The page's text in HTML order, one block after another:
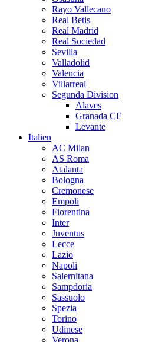
Rayo Vallecano
Real Betis
Real Madrid
Real Sociedad
Sevilla
Valladolid
Valencia
Villarreal
Segunda Division
Alaves
Granada CF
Levante
Italien
AC Milan
AS Roma
Atalanta
Bologna
Cremonese
Empoli
Fiorentina
Inter
Juventus
Lecce
Lazio
Napoli
Salernitana
Sampdoria
Sassuolo
Spezia
Torino
Udinese
Verona